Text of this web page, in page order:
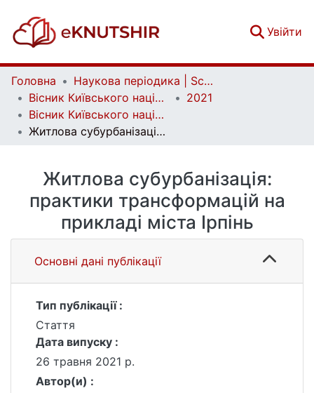
Увійти
Головна
Наукова періодика | Scientific periodicals
Вісник Київського національного університету імені Тараса Шевченка. Географія | Bulletin of Taras Shevchenko National University of Kyiv. Geography
2021
Вісник Київського національного університету імені Тараса Шевченка. Географія. Випуск 1/2 (78/79)
Житлова субурбанізація: практики трансформацій на прикладі міста Ірпінь
Житлова субурбанізація:
практики трансформацій на
прикладі міста Ірпінь
Основні дані публікації
Тип публікації :
Стаття
Дата випуску :
26 травня 2021 р.
Автор(и) :